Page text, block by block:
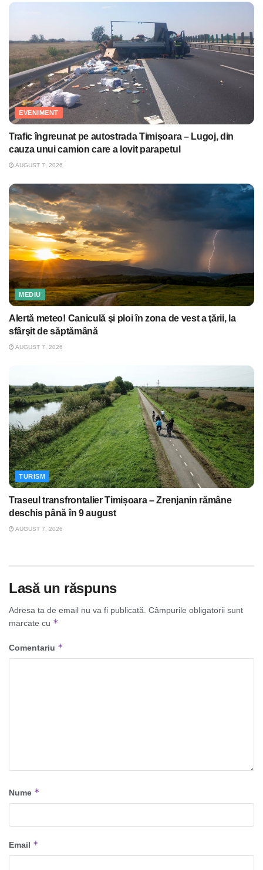
EVENIMENT
Trafic îngreunat pe autostrada Timişoara – Lugoj, din
cauza unui camion care a lovit parapetul
AUGUST 7, 2026
MEDIU
Alertă meteo! Caniculă şi ploi în zona de vest a ţării, la
sfârşit de săptămână
AUGUST 7, 2026
TURISM
Traseul transfrontalier Timișoara – Zrenjanin rămâne
deschis până în 9 august
AUGUST 7, 2026
Lasă un răspuns
Adresa ta de email nu va fi publicată. Câmpurile obligatorii sunt
marcate cu *
Comentariu *
Nume *
Email *